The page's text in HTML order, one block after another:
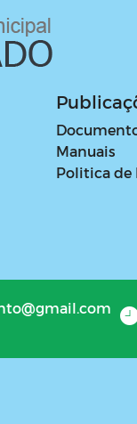
Manuais
Politica de